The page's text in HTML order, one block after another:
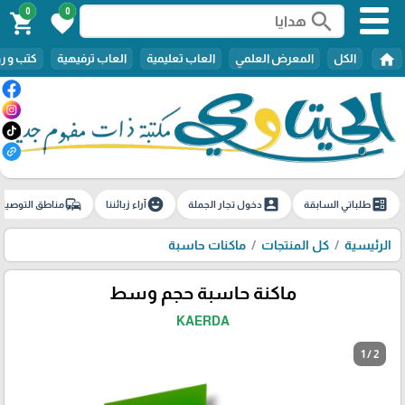
search
0
favorite
0
shopping_cart
home الكل المعرض العلمي العاب تعليمية العاب ترفيهية كتب و
ballotطلباتي السابقة account_boxدخول تجار الجملة emoji_emotionsآراء زبائننا commuteمناطق
الرئيسية كل المنتجات ماكنات حاسبة
ماكنة حاسبة حجم وسط
KAERDA
1 / 2